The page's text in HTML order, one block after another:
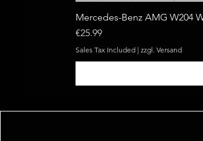
Mercedes-Benz AMG W204
Price
€25.99
Sales Tax Included | zzgl. Versand